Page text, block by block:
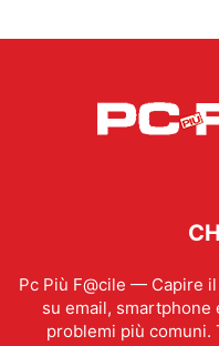
Pc Più F@cile — Capire
su email, smartphone
problemi più comuni.